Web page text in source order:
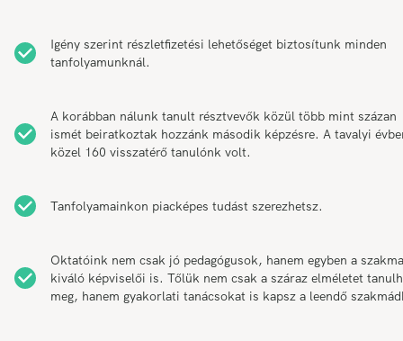
Igény szerint részletfizetési lehetőséget biztosítunk minden
tanfolyamunknál.
A korábban nálunk tanult résztvevők közül több mint százan
ismét beiratkoztak hozzánk második képzésre. A tavalyi
közel 160 visszatérő tanulónk volt.
Tanfolyamainkon piacképes tudást szerezhetsz.
Oktatóink nem csak jó pedagógusok, hanem egyben a szakma
kiváló képviselői is. Tőlük nem csak a száraz elméletet
meg, hanem gyakorlati tanácsokat is kapsz a leendő